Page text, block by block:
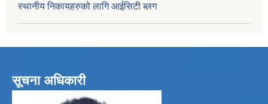
स्थानीय निकायहरुको लागि आईसिटी ब्लग
सूचना अधिकारी